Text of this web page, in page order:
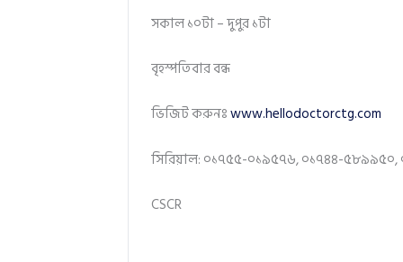
সকাল ১০টা – দুপুর ১টা
বৃহস্পতিবার বন্ধ
ভিজিট করুনঃwww.hellodoctorctg.com
সিরিয়াল: ০১৭৫৫-০১৯৫৭৬, ০১৭৪৪-
CSCR